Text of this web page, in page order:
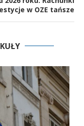
w OZE tańsze